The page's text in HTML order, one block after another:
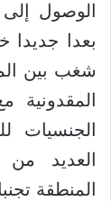
الوصول
بعدا جديدا
شغب بين
المقدونية
الجنسيات
العديد من
المنطقة